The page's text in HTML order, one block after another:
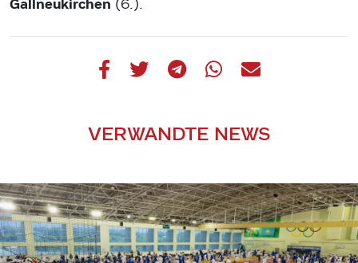
Gallneukirchen (6.).
VERWANDTE NEWS